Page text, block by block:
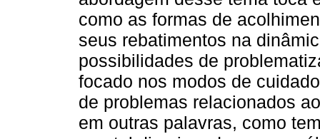
como as formas de
seus rebatimentos na
possibilidades de
focado nos modos de
de problemas relacionados
em outras palavras, como